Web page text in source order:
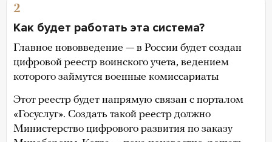
2
Как будет работать эта система?
Главное нововведение — в России будет создан
цифровой реестр воинского учета, ведением
которого займутся военные комиссариаты
Этот реестр будет напрямую связан с порталом
«Госуслуг». Создать такой реестр должно
Министерство цифрового развития по заказу